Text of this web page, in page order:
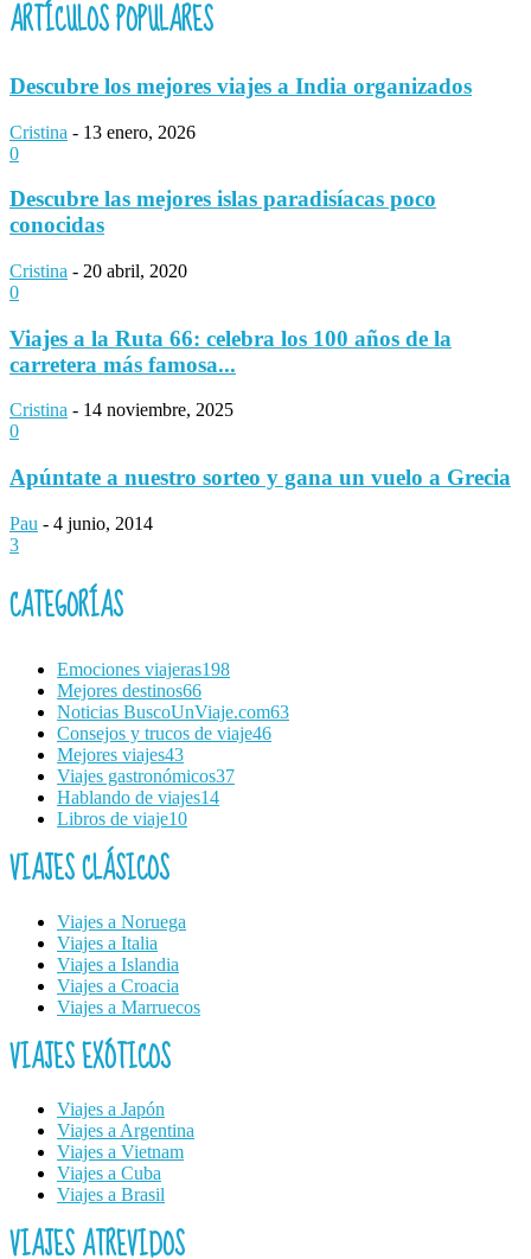
ARTÍCULOS POPULARES
Descubre los mejores viajes a India organizados
Cristina - 13 enero, 2026
0
Descubre las mejores islas paradisíacas poco
conocidas
Cristina - 20 abril, 2020
0
Viajes a la Ruta 66: celebra los 100 años de la
carretera más famosa...
Cristina - 14 noviembre, 2025
0
Apúntate a nuestro sorteo y gana un vuelo a Grecia
Pau - 4 junio, 2014
3
CATEGORÍAS
Emociones viajeras198
Mejores destinos66
Noticias BuscoUnViaje.com63
Consejos y trucos de viaje46
Mejores viajes43
Viajes gastronómicos37
Hablando de viajes14
Libros de viaje10
VIAJES CLÁSICOS
Viajes a Noruega
Viajes a Italia
Viajes a Islandia
Viajes a Croacia
Viajes a Marruecos
VIAJES EXÓTICOS
Viajes a Japón
Viajes a Argentina
Viajes a Vietnam
Viajes a Cuba
Viajes a Brasil
VIAJES ATREVIDOS